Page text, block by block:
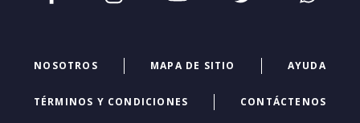
NOSOTROS MAPA DE SITIO AYUDA
TÉRMINOS Y CONDICIONES CONTÁCTENOS